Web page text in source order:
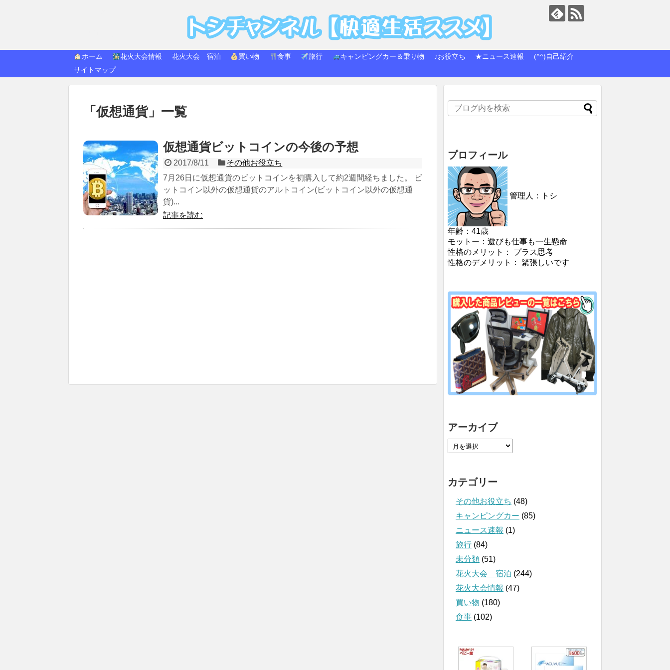
ホーム 花火大会情報 花火大会 宿泊 買い物 食事 旅行 キャンピングカー＆乗り物 ♪お役立ち ★ニュース速報
(^^)自己紹介
サイトマップ
「仮想通貨」 一覧
仮想通貨ビットコインの今後の予想
2017/8/11
その他お役立ち
7月26日に仮想通貨のビットコインを初購入して約2週間経ちました。 ビ
ットコイン以外の仮想通貨のアルトコイン(ビットコイン以外の仮想通
貨)...
記事を読む
プロフィール
管理人：トシ
年齢：41歳
モットー：遊びも仕事も一生懸命
性格のメリット： プラス思考
性格のデメリット： 緊張しいです
アーカイブ
カテゴリー
その他お役立ち (48)
キャンピングカー (85)
ニュース速報 (1)
旅行 (84)
未分類 (51)
花火大会 宿泊 (244)
花火大会情報 (47)
買い物 (180)
食事 (102)